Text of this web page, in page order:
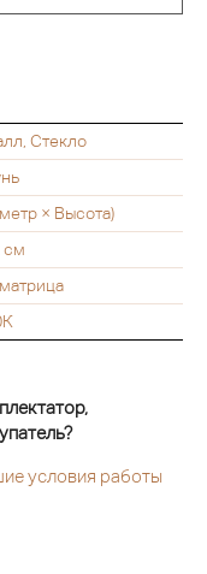
Стекло
× Высота)
см
условия работы